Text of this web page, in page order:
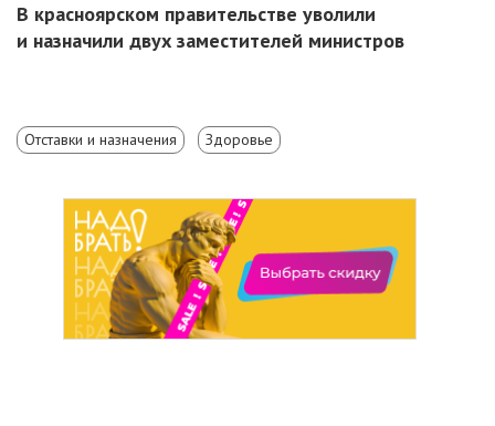
В красноярском правительстве уволили
и назначили двух заместителей министров
Отставки и назначения Здоровье